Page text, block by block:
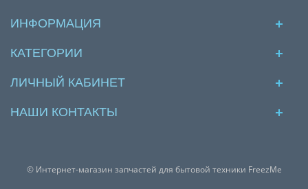
ИНФОРМАЦИЯ
КАТЕГОРИИ
ЛИЧНЫЙ КАБИНЕТ
НАШИ КОНТАКТЫ
© Интернет-магазин запчастей для бытовой техники FreezMe